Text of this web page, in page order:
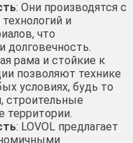
: Они производятся с
и
что
долговечность.
рама и стойкие к
позволяют технике
условиях, будь то
строительные
территории.
: LOVOL предлагает